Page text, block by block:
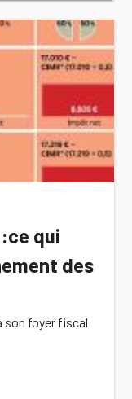
qui
des
son foyer fiscal